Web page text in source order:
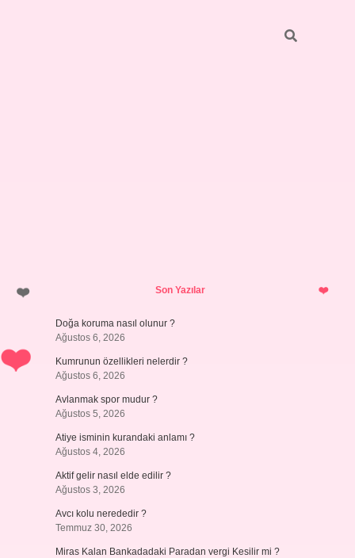
SidebarSon Yazılar
Doğa koruma nasıl olunur ?
Ağustos 6, 2026
Kumrunun özellikleri nelerdir ?
Ağustos 6, 2026
Avlanmak spor mudur ?
Ağustos 5, 2026
Atiye isminin kurandaki anlamı ?
Ağustos 4, 2026
Aktif gelir nasıl elde edilir ?
Ağustos 3, 2026
Avcı kolu nerededir ?
Temmuz 30, 2026
Miras Kalan Bankadadaki Paradan vergi Kesilir mi ?